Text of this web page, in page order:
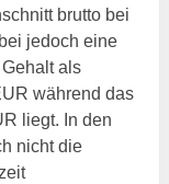
brutto bei
jedoch eine
als
während das
liegt. In den
nicht die